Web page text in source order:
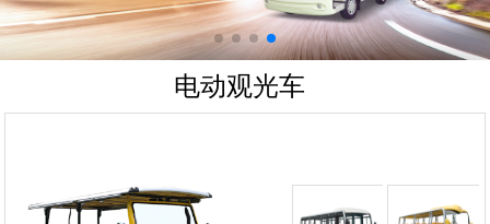
电动观光车